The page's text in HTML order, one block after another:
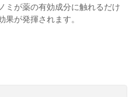
ミが薬の有効成分に触れるだけ
果が発揮されます。